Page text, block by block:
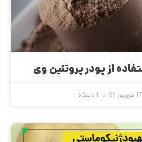
17 شهریور 99